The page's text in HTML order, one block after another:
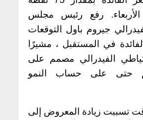
رفع رئيس مجلس
جيروم باول التوقعات
في المستقبل ، مشيرًا
الفيدرالي مصمم على
حتى على حساب النمو
تسببت زيادة المعروض إلى